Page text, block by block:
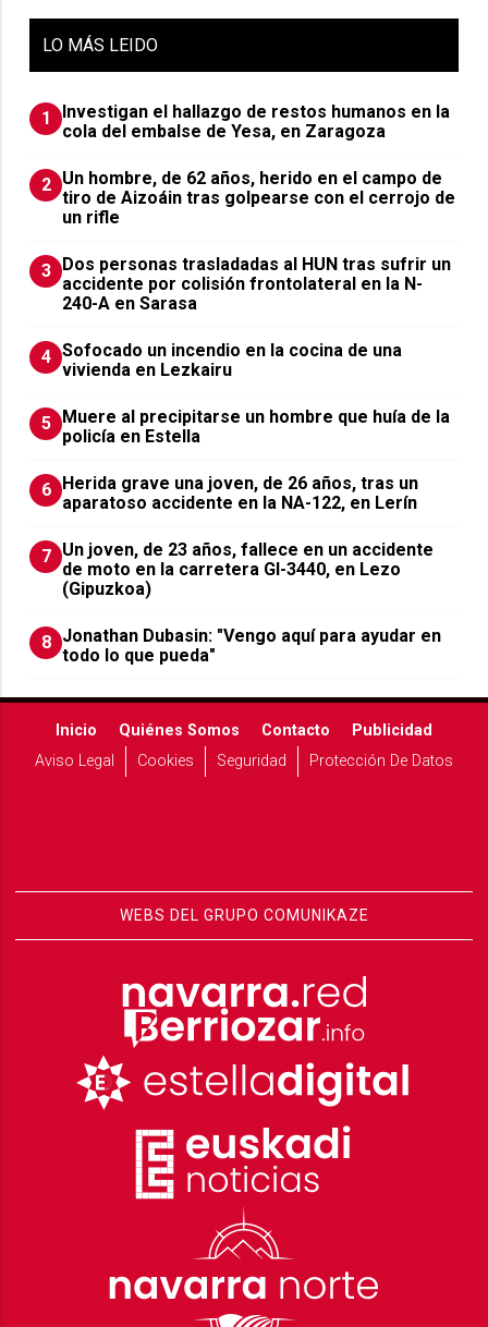
LO MÁS LEIDO
1
Investigan el hallazgo de restos humanos en la
cola del embalse de Yesa, en Zaragoza
2 Un hombre, de 62 años, herido en el campo de
tiro de Aizoáin tras golpearse con el cerrojo de
un rifle
3
​Dos personas trasladadas al HUN tras sufrir un
accidente por colisión frontolateral en la N-
240-A en Sarasa
4 Sofocado un incendio en la cocina de una
vivienda en Lezkairu
5
Muere al precipitarse un hombre que huía de la
policía en Estella
6
Herida grave una joven, de 26 años, tras un
aparatoso accidente en la NA-122, en Lerín
7 Un joven, de 23 años, fallece en un accidente
de moto en la carretera GI-3440, en Lezo
(Gipuzkoa)
8 Jonathan Dubasin: "Vengo aquí para ayudar en
todo lo que pueda"
Inicio Quiénes Somos Contacto
Publicidad
Aviso Legal
Cookies Seguridad Protección De Datos
WEBS DEL GRUPO COMUNIKAZE